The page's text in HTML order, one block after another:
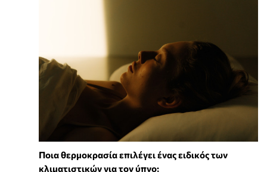
Ποια θερμοκρασία επιλέγει ένας ειδικός των
κλιματιστικών για τον ύπνο;